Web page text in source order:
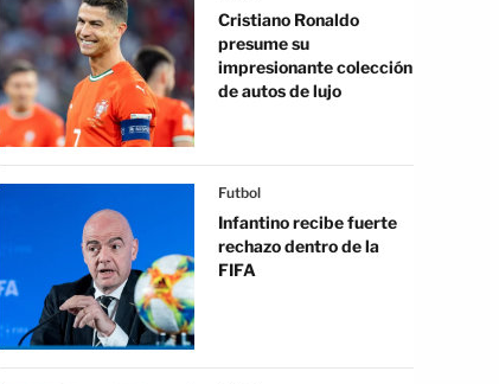
Cristiano Ronaldo
presume su
impresionante colección
de autos de lujo
Futbol
Infantino recibe fuerte
rechazo dentro de la
FIFA